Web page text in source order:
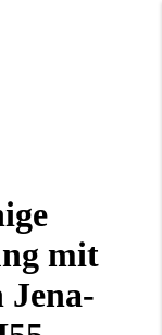
mit
Jena-